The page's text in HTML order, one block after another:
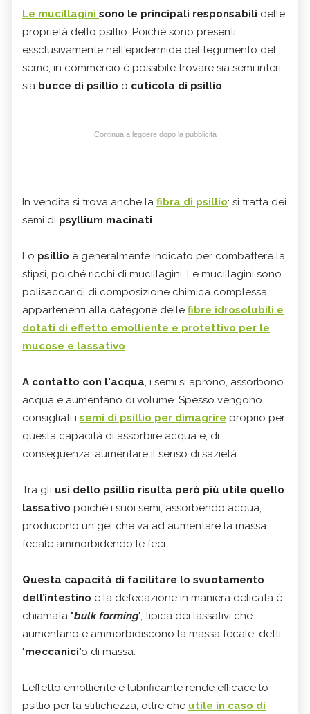
Le mucillagini sono le principali responsabili delle
proprietà dello psillio. Poiché sono presenti
essclusivamente nell'epidermide del tegumento del
seme, in commercio è possibile trovare sia semi interi
sia bucce di psillio o cuticola di psillio.
Continua a leggere dopo la pubblicità
In vendita si trova anche la fibra di psillio: si tratta dei
semi di psyllium macinati.
Lo psillio è generalmente indicato per combattere la
stipsi, poiché ricchi di mucillagini. Le mucillagini sono
polisaccaridi di composizione chimica complessa,
appartenenti alla categorie delle fibre idrosolubili e
dotati di effetto emolliente e protettivo per le
mucose e lassativo.
A contatto con l'acqua, i semi si aprono, assorbono
acqua e aumentano di volume. Spesso vengono
consigliati i semi di psillio per dimagrire proprio per
questa capacità di assorbire acqua e, di
conseguenza, aumentare il senso di sazietà.
Tra gli usi dello psillio risulta però più utile quello
lassativo poiché i suoi semi, assorbendo acqua,
producono un gel che va ad aumentare la massa
fecale ammorbidendo le feci.
Questa capacità di facilitare lo svuotamento
dell’intestino e la defecazione in maniera delicata è
chiamata "bulk forming", tipica dei lassativi che
aumentano e ammorbidiscono la massa fecale, detti
"meccanici"o di massa.
L'effetto emolliente e lubrificante rende efficace lo
psillio per la stitichezza, oltre che utile in caso di